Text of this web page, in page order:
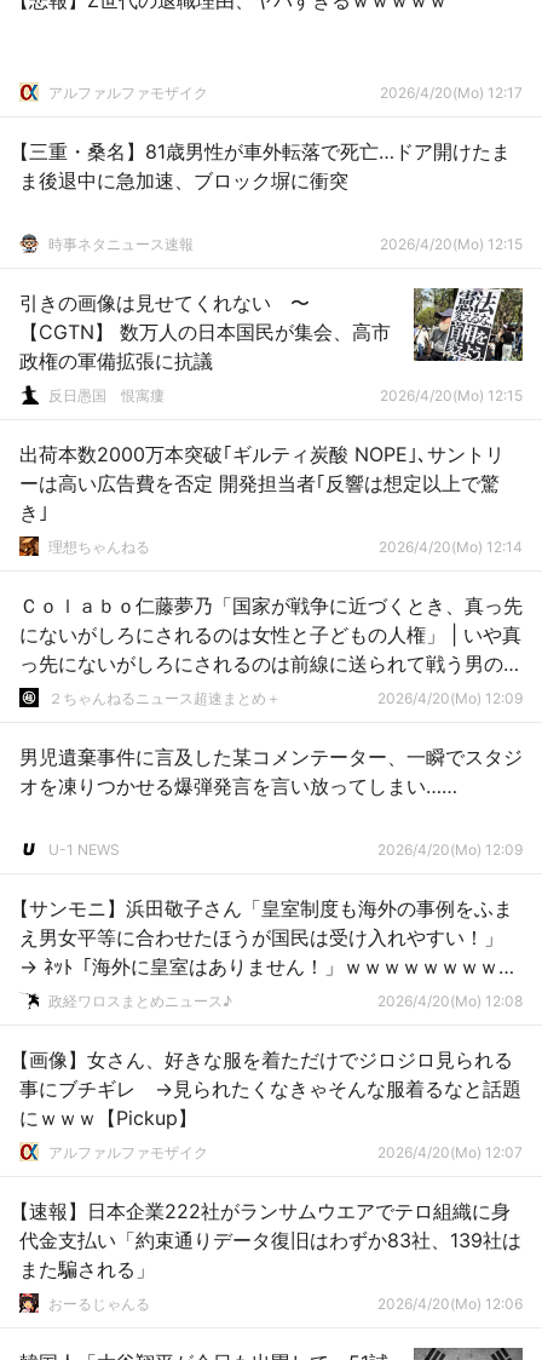
アルファルファモザイク 2026/4/20(Mo) 12:17
【三重・桑名】81歳男性が車外転落で死亡…ドア開けたま
ま後退中に急加速、ブロック塀に衝突
時事ネタニュース速報 2026/4/20(Mo) 12:15
引きの画像は見せてくれない 〜
【CGTN】 数万人の日本国民が集会、高市
政権の軍備拡張に抗議
反日愚国 恨寓瘻 2026/4/20(Mo) 12:15
出荷本数2000万本突破｢ギルティ炭酸 NOPE｣､サントリ
ーは高い広告費を否定 開発担当者｢反響は想定以上で驚
き｣
理想ちゃんねる 2026/4/20(Mo) 12:14
Ｃｏｌａｂｏ仁藤夢乃「国家が戦争に近づくとき、真っ先
にないがしろにされるのは女性と子どもの人権」 | いや真
っ先にないがしろにされるのは前線に送られて戦う男の人
権
２ちゃんねるニュース超速まとめ＋ 2026/4/20(Mo) 12:09
男児遺棄事件に言及した某コメンテーター、一瞬でスタジ
オを凍りつかせる爆弾発言を言い放ってしまい……
U-1 NEWS 2026/4/20(Mo) 12:09
【サンモニ】浜田敬子さん「皇室制度も海外の事例をふま
え男女平等に合わせたほうが国民は受け入れやすい！」
→ ﾈｯﾄ「海外に皇室はありません！」ｗｗｗｗｗｗｗｗｗ
ｗｗ政経ワロスまとめニュース♪ 2026/4/20(Mo) 12:08
【画像】女さん、好きな服を着ただけでジロジロ見られる
事にブチギレ →見られたくなきゃそんな服着るなと話題
にｗｗｗ【Pickup】
アルファルファモザイク 2026/4/20(Mo) 12:07
【速報】日本企業222社がランサムウエアでテロ組織に身
代金支払い「約束通りデータ復旧はわずか83社、139社は
また騙される」
おーるじゃんる 2026/4/20(Mo) 12:06